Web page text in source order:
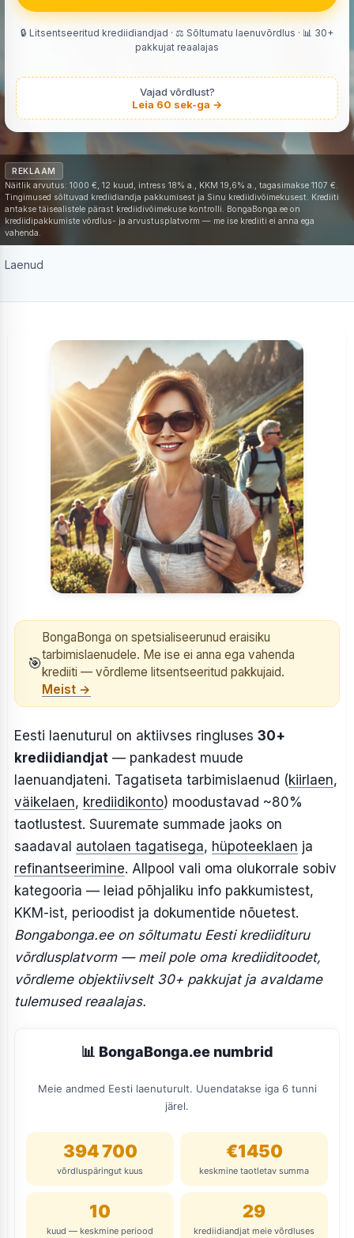
🔒 Litsentseeritud krediidiandjad · ⚖️ Sõltumatu laenuvõrdlus · 📊 30+
pakkujat reaalajas
Vajad võrdlust?
Leia 60 sek-ga →
REKLAAM
Näitlik arvutus: 1000 €, 12 kuud, intress 18% a., KKM 19,6% a., tagasimakse 1107 €.
Tingimused sõltuvad krediidiandja pakkumisest ja Sinu krediidivõimekusest. Krediiti
antakse täisealistele pärast krediidivõimekuse kontrolli. BongaBonga.ee on
krediidipakkumiste võrdlus- ja arvustusplatvorm — me ise krediiti ei anna ega
vahenda.
Laenud
🎯
BongaBonga on spetsialiseerunud eraisiku
tarbimislaenudele. Me ise ei anna ega vahenda
krediiti — võrdleme litsentseeritud pakkujaid.
Meist →
Eesti laenuturul on aktiivses ringluses 30+
krediidiandjat — pankadest muude
laenuandjateni. Tagatiseta tarbimislaenud (kiirlaen,
väikelaen, krediidikonto) moodustavad ~80%
taotlustest. Suuremate summade jaoks on
saadaval autolaen tagatisega, hüpoteeklaen ja
refinantseerimine. Allpool vali oma olukorrale sobiv
kategooria — leiad põhjaliku info pakkumistest,
KKM-ist, perioodist ja dokumentide nõuetest.
Bongabonga.ee on sõltumatu Eesti krediidituru
võrdlusplatvorm — meil pole oma krediiditoodet,
võrdleme objektiivselt 30+ pakkujat ja avaldame
tulemused reaalajas.
📊 BongaBonga.ee numbrid
Meie andmed Eesti laenuturult. Uuendatakse iga 6 tunni
järel.
394 700
võrdluspäringut kuus
€1450
keskmine taotletav summa
10
kuud — keskmine periood
29
krediidiandjat meie võrdluses